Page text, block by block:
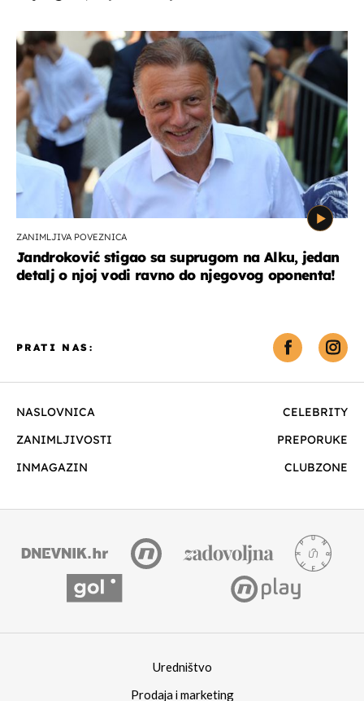
ZANIMLJIVA POVEZNICA
Jandroković stigao sa suprugom na Alku, jedan
detalj o njoj vodi ravno do njegovog oponenta!
NASLOVNICA
CELEBRITY
ZANIMLJIVOSTI
PREPORUKE
INMAGAZIN
CLUBZONE
PRATI NAS:
Uredništvo
Prodaja i marketing